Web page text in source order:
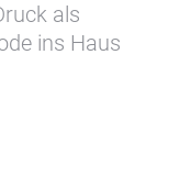
als
ins Haus